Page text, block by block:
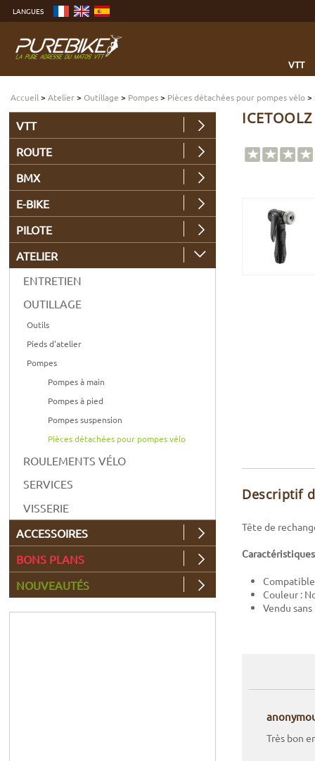
contenu
menu
Aller
LANGUES
VTT
Accueil >Atelier>Outillage > Pompes> Pièces détachées pour pompes vélo>
Descriptif
Tête de
Caractéristiques
Couleur :
Vendu
Très bon
VTT
ROUTE
BMX
E-BIKE
PILOTE
ATELIER
ENTRETIEN
OUTILLAGE
Outils
Pieds d'atelier
Pompes
Pompes à main
Pompes à pied
Pompes suspension
Pièces détachées pour pompes vélo
ROULEMENTS VÉLO
SERVICES
VISSERIE
ACCESSOIRES
BONS PLANS
NOUVEAUTÉS